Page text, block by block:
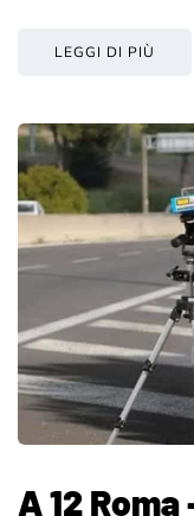
LEGGI DI PIÙ
A 12